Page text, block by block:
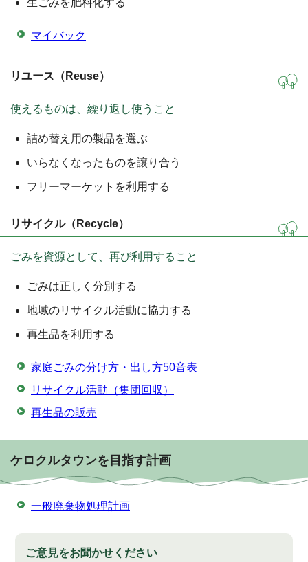
生ごみを肥料化する
マイバック
リユース（Reuse）
使えるものは、繰り返し使うこと
詰め替え用の製品を選ぶ
いらなくなったものを譲り合う
フリーマーケットを利用する
リサイクル（Recycle）
ごみを資源として、再び利用すること
ごみは正しく分別する
地域のリサイクル活動に協力する
再生品を利用する
家庭ごみの分け方・出し方50音表
リサイクル活動（集団回収）
再生品の販売
ケロクルタウンを目指す計画
一般廃棄物処理計画
ご意見をお聞かせください